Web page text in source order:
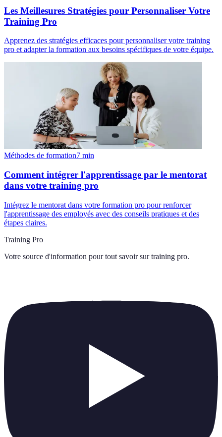
Les Meillesures Stratégies pour Personnaliser Votre
Training Pro
Apprenez des stratégies efficaces pour personnaliser votre training
pro et adapter la formation aux besoins spécifiques de votre équipe.
Méthodes de formation7 min
Comment intégrer l'apprentissage par le mentorat
dans votre training pro
Intégrez le mentorat dans votre formation pro pour renforcer
l'apprentissage des employés avec des conseils pratiques et des
étapes claires.
Training Pro
Votre source d'information pour tout savoir sur training pro.